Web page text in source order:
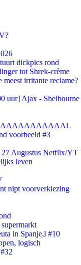
dickpics rond
tot Shrek-crème
irritante reclame?
uur] Ajax - Shelbourne
voorbeeld #3
Augustus Netflix/YT
leven
nipt voorverkiezing
in Spanje,l #10
logisch